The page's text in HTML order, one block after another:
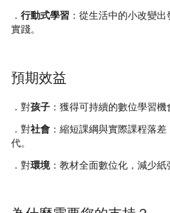
． 行動式學習 ：從生活中的小改變
實踐。
預期效益
．對孩子 ：獲得可持續的數位學習機
．對社會 ：縮短課綱與實際課程落
代。
．對環境：教材全面數位化，減少紙